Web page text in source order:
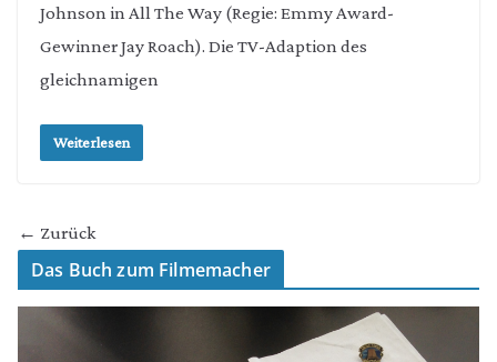
Johnson in All The Way (Regie: Emmy Award-
Gewinner Jay Roach). Die TV-Adaption des
gleichnamigen
Weiterlesen
← Zurück
Das Buch zum Filmemacher